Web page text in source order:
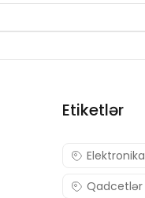
Etiketlər
Elektronika
Qadcetlər